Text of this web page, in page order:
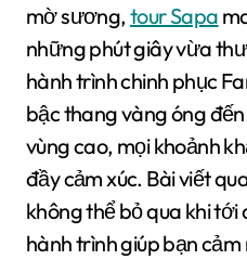
mờ sương,tour Sapa
những phút giây vừa
hành trình chinh phục
bậc thang vàng óng
vùng cao, mọi khoảnh
đầy cảm xúc. Bài viết
không thể bỏ qua khi tới
hành trình giúp bạn